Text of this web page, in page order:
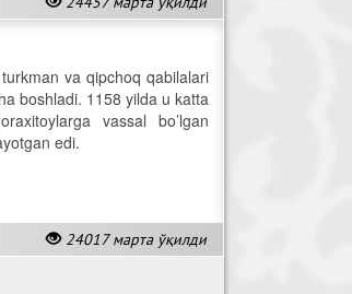
24017 марта ўқилди
va qipchoq qabilalari
boshladi. 1158 yilda u katta
vassal bo’lgan
edi.